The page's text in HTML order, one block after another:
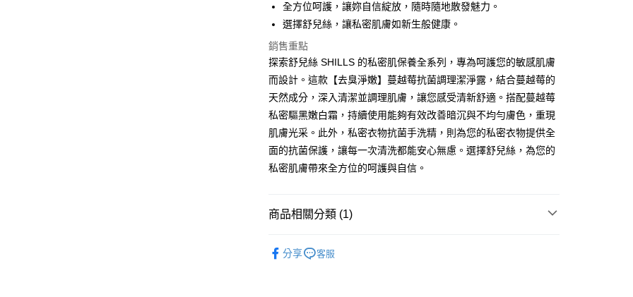
ATM付款
運送方式
全家取貨付款
每筆NT$85，滿NT$499(含以上)免運費
付款後全家取貨
每筆NT$85，滿NT$499(含以上)免運費
全方位呵護，讓妳自信綻放，隨時隨地散發魅力。
選擇舒兒絲，讓私密肌膚如新生般健康。
銷售重點
探索舒兒絲 SHILLS 的私密肌保養全系列，專為呵護您的敏感肌膚
而設計。這款【去臭淨嫩】蔓越莓抗菌調理潔淨露，結合蔓越莓的
天然成分，深入清潔並調理肌膚，讓您感受清新舒適。搭配蔓越莓
私密驅黑嫩白霜，持續使用能夠有效改善暗沉與不均勻膚色，重現
肌膚光采。此外，私密衣物抗菌手洗精，則為您的私密衣物提供全
面的抗菌保護，讓每一次清洗都能安心無慮。選擇舒兒絲，為您的
私密肌膚帶來全方位的呵護與自信。
商品相關分類 (1)
分享
客服